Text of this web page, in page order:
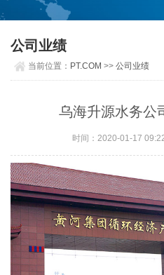
公司业绩
当前位置： PT.COM >>公司业绩
乌海升源水务公
时间：2020-01-17